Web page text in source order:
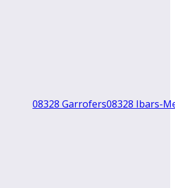
08328 Garrofers08328 Ibars-